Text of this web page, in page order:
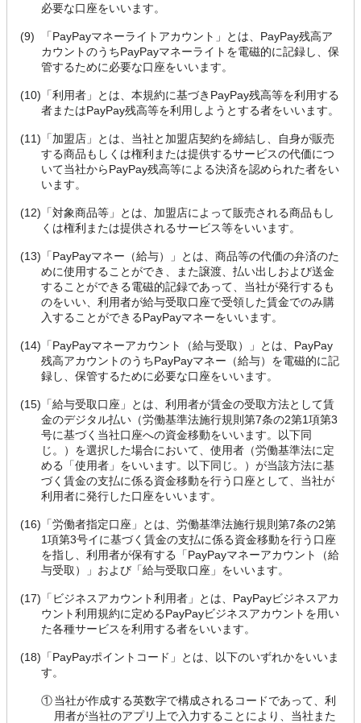
必要な口座をいいます。
(9)
「PayPayマネーライトアカウント」とは、PayPay残高ア
カウントのうちPayPayマネーライトを電磁的に記録し、保
管するために必要な口座をいいます。
(10) 「利用者」とは、本規約に基づきPayPay残高等を利用する
者またはPayPay残高等を利用しようとする者をいいます。
(11) 「加盟店」とは、当社と加盟店契約を締結し、自身が販売
する商品もしくは権利または提供するサービスの代価につ
いて当社からPayPay残高等による決済を認められた者をい
います。
(12) 「対象商品等」とは、加盟店によって販売される商品もし
くは権利または提供されるサービス等をいいます。
(13) 「PayPayマネー（給与）」とは、商品等の代価の弁済のた
めに使用することができ、また譲渡、払い出しおよび送金
することができる電磁的記録であって、当社が発行するも
のをいい、利用者が給与受取口座で受領した賃金でのみ購
入することができるPayPayマネーをいいます。
(14) 「PayPayマネーアカウント（給与受取）」とは、PayPay
残高アカウントのうちPayPayマネー（給与）を電磁的に記
録し、保管するために必要な口座をいいます。
(15) 「給与受取口座」とは、利用者が賃金の受取方法として賃
金のデジタル払い（労働基準法施行規則第7条の2第1項第3
号に基づく当社口座への資金移動をいいます。以下同
じ。）を選択した場合において、使用者（労働基準法に定
める「使用者」をいいます。以下同じ。）が当該方法に基
づく賃金の支払に係る資金移動を行う口座として、当社が
利用者に発行した口座をいいます。
(16) 「労働者指定口座」とは、労働基準法施行規則第7条の2第
1項第3号イに基づく賃金の支払に係る資金移動を行う口座
を指し、利用者が保有する「PayPayマネーアカウント（給
与受取）」および「給与受取口座」をいいます。
(17) 「ビジネスアカウント利用者」とは、PayPayビジネスアカ
ウント利用規約に定めるPayPayビジネスアカウントを用い
た各種サービスを利用する者をいいます。
(18) 「PayPayポイントコード」とは、以下のいずれかをいいま
す。
① 当社が作成する英数字で構成されるコードであって、利
用者が当社のアプリ上で入力することにより、当社また